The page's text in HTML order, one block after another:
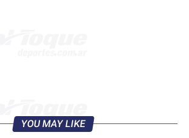
YOU MAY LIKE